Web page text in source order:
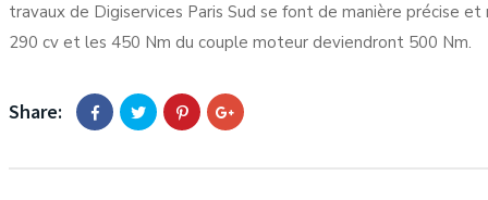
travaux de Digiservices Paris Sud se font de manière précise
290 cv et les 450 Nm du couple moteur deviendront 500 Nm.
Share: